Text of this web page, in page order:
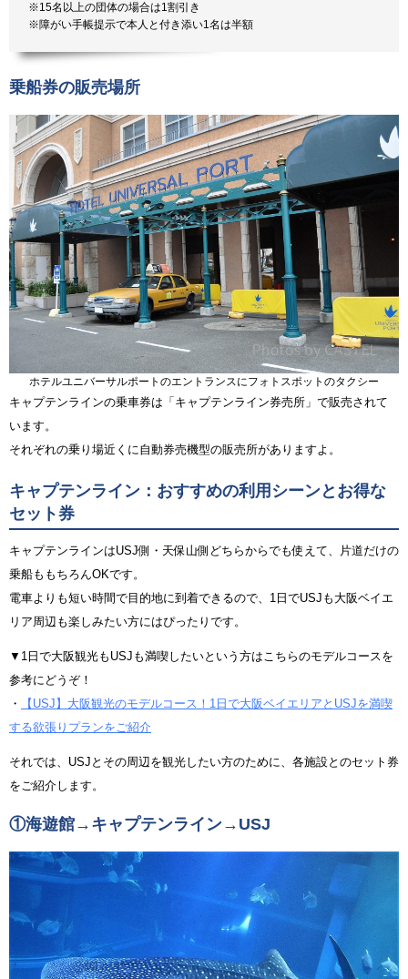
※15名以上の団体の場合は1割引き
※障がい手帳提示で本人と付き添い1名は半額
乗船券の販売場所
ホテルユニバーサルポートのエントランスにフォトスポットのタクシー
キャプテンラインの乗車券は「キャプテンライン券売所」で販売されて
います。
それぞれの乗り場近くに自動券売機型の販売所がありますよ。
キャプテンライン：おすすめの利用シーンとお得な
セット券
キャプテンラインはUSJ側・天保山側どちらからでも使えて、片道だけの
乗船ももちろんOKです。
電車よりも短い時間で目的地に到着できるので、1日でUSJも大阪ベイエ
リア周辺も楽しみたい方にはぴったりです。
▼1日で大阪観光もUSJも満喫したいという方はこちらのモデルコースを
参考にどうぞ！
・
【USJ】大阪観光のモデルコース！1日で大阪ベイエリアとUSJを満喫
する欲張りプランをご紹介
それでは、USJとその周辺を観光したい方のために、各施設とのセット券
をご紹介します。
①海遊館→キャプテンライン→USJ